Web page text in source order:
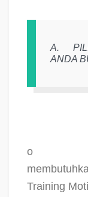
A.
ANDA
o
Training